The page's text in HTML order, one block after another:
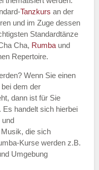
Tanzkurs an der
und im Zuge dessen
Standardtänze
Cha, Rumba und
Repertoire.
Wenn Sie einen
dem der
dann ist für Sie
Es handelt sich hierbei
und
die sich
Kurse werden z.B.
Umgebung